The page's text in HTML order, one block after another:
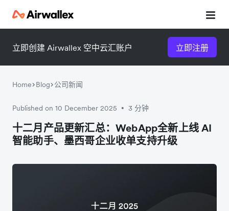
立即创建 Airwallex 空中云汇账户 立即注册
Home Blog 公司新闻
Published on 10 December 2025 • 3 分钟
十二月产品更新汇总：WebApp全新上线 AI
智能助手、墨西哥企业收单支持升级
微信扫一扫，点击手机右上角
分享
微信扫一扫，点击手机右上角
分享